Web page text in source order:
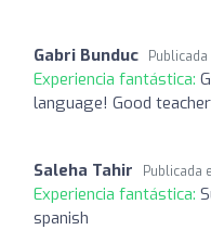
Gabri Bunduc Publicada
Experiencia fantástica:
language! Good
Saleha Tahir Publicada
Experiencia fantástica:
spanish